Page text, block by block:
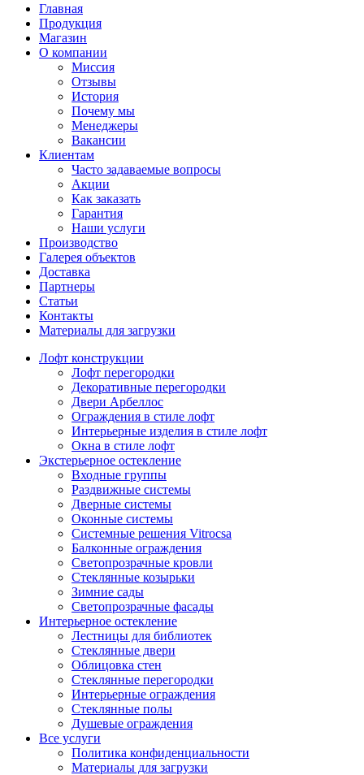
Главная
Продукция
Магазин
О компании
Миссия
Отзывы
История
Почему мы
Менеджеры
Вакансии
Клиентам
Часто задаваемые вопросы
Акции
Как заказать
Гарантия
Наши услуги
Производство
Галерея объектов
Доставка
Партнеры
Статьи
Контакты
Материалы для загрузки
Лофт конструкции
Лофт перегородки
Декоративные перегородки
Двери Арбеллос
Ограждения в стиле лофт
Интерьерные изделия в стиле лофт
Окна в стиле лофт
Экстерьерное остекление
Входные группы
Раздвижные системы
Дверные системы
Оконные системы
Системные решения Vitrocsa
Балконные ограждения
Светопрозрачные кровли
Стеклянные козырьки
Зимние сады
Светопрозрачные фасады
Интерьерное остекление
Лестницы для библиотек
Стеклянные двери
Облицовка стен
Стеклянные перегородки
Интерьерные ограждения
Стеклянные полы
Душевые ограждения
Все услуги
Политика конфиденциальности
Материалы для загрузки